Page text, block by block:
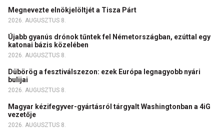
Megnevezte elnökjelöltjét a Tisza Párt
2026. AUGUSZTUS 8.
Újabb gyanús drónok tűntek fel Németországban, ezúttal egy
katonai bázis közelében
2026. AUGUSZTUS 8.
Dübörög a fesztiválszezon: ezek Európa legnagyobb nyári
bulijai
2026. AUGUSZTUS 8.
Magyar kézifegyver-gyártásról tárgyalt Washingtonban a 4iG
vezetője
2026. AUGUSZTUS 8.